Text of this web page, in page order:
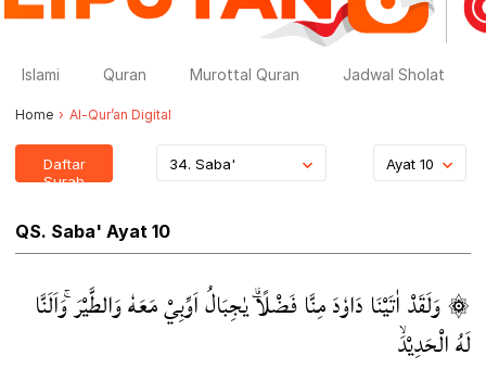
Islami Quran Murottal Quran Jadwal Sholat
Home Al-Qur’an Digital
Daftar
Surah
34. Saba' Ayat 10
QS. Saba' Ayat 10
۞ وَلَقَدْ اٰتَيْنَا دَاوٗدَ مِنَّا فَضْلًاۗ يٰجِبَالُ اَوِّبِيْ مَعَهٗ وَالطَّيْرَ ۚوَاَلَنَّا
لَهُ الْحَدِيْدَۙ